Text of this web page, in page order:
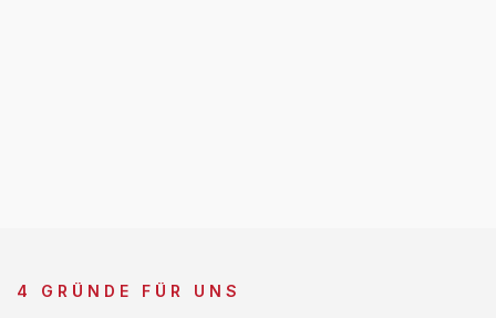
4 GRÜNDE FÜR UNS